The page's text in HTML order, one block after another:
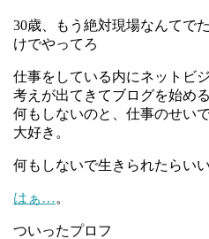
30歳、もう絶対現場なんてで
けでやってろ
仕事をしている内にネットビ
考えが出てきてブログを始める
何もしないのと、仕事のせい
大好き。
何もしないで生きられたらい
はぁ…。
ついったプロフ